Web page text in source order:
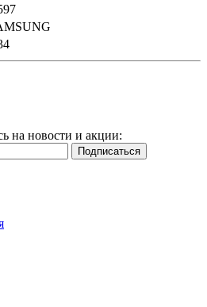
на новости и акции: